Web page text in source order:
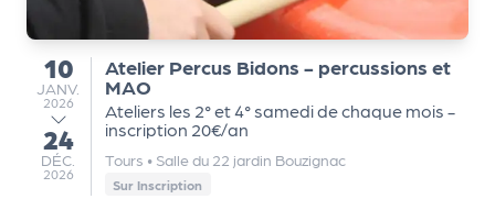
du
10
JANVIER
JANV.
2026
au
24
DÉCEMBRE
DÉC.
2026
Atelier Percus Bidons - percussions et
MAO
Ateliers les 2° et 4° samedi de chaque mois -
inscription 20€/an
Tours • Salle du 22 jardin Bouzignac
Sur Inscription
r
e
n
a
ir